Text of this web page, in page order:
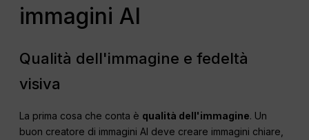
immagini AI
Qualità dell'immagine e fedeltà
visiva
La prima cosa che conta è qualità dell'immagine. Un
buon creatore di immagini AI deve creare immagini chiare,